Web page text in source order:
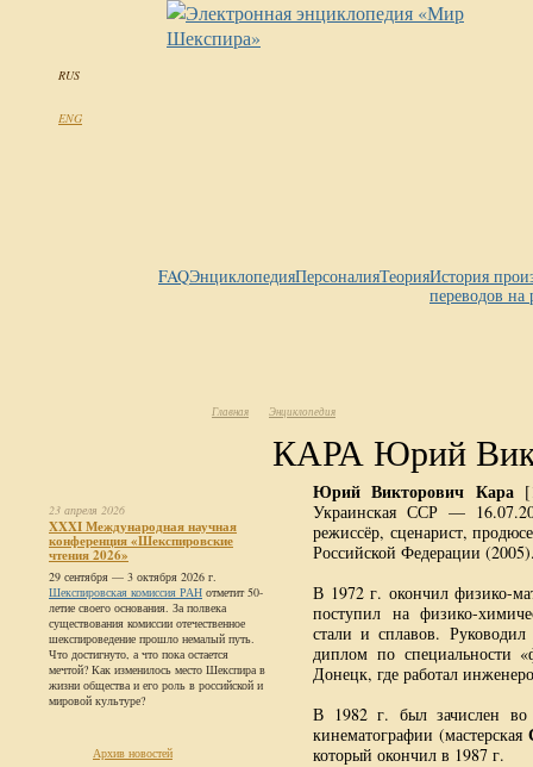
RUS
ENG
FAQЭнциклопедияПерсоналияТеорияИстория
переводов на
Главная Энциклопедия
КАРА Юрий
23 апреля 2026
XXXI Международная научная
конференция «Шекспировские
чтения 2026»
29 сентября — 3 октября 2026 г.
Шекспировская комиссия РАН отметит 50-
летие своего основания. За полвека
существования комиссии отечественное
шекспироведение прошло немалый путь.
Что достигнуто, а что пока остается
мечтой? Как изменилось место Шекспира в
жизни общества и его роль в российской и
мировой культуре?
Архив новостей
Юрий Викторович Кара
Украинская ССР —
режиссёр, сценарист,
Российской Федерации
В 1972 г. окончил физико-
поступил на физико-
стали и сплавов.
диплом по специальности
Донецк, где работал
В 1982 г. был зачислен во
кинематографии (мастерская
который окончил в 1987 г.